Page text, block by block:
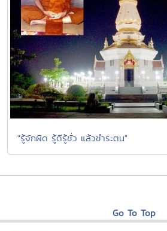
"รู้จักผิด รู้ดีรู้ชั่ว แล้วชำระตน"
Go To Top